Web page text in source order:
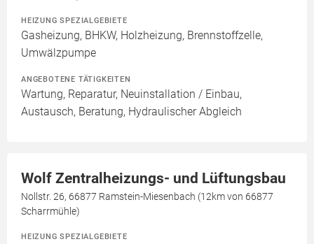
HEIZUNG SPEZIALGEBIETE
Gasheizung, BHKW, Holzheizung, Brennstoffzelle,
Umwälzpumpe
ANGEBOTENE TÄTIGKEITEN
Wartung, Reparatur, Neuinstallation / Einbau,
Austausch, Beratung, Hydraulischer Abgleich
Wolf Zentralheizungs- und Lüftungsbau
Nollstr. 26, 66877 Ramstein-Miesenbach (12km von 66877
Scharrmühle)
HEIZUNG SPEZIALGEBIETE